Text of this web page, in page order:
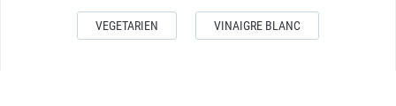
VEGETARIEN VINAIGRE BLANC